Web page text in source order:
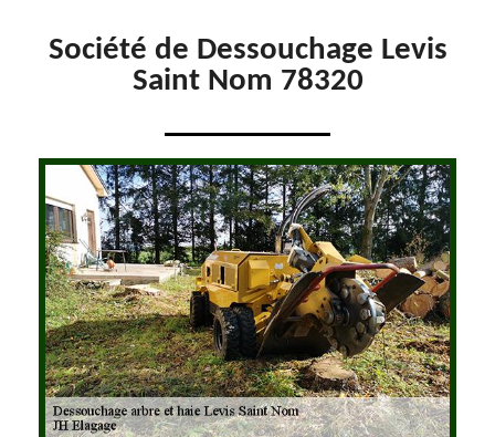
Société de Dessouchage Levis
Saint Nom 78320